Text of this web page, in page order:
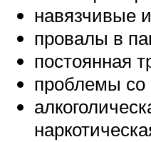
навязчивые
провалы в
постоянная
проблемы со